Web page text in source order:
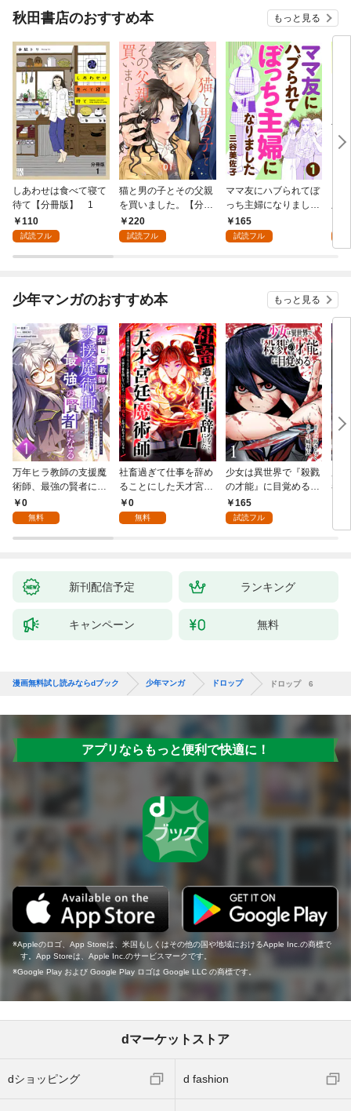
秋田書店のおすすめ本 もっと見る
しあわせは食べて寝て
待て【分冊版】 1
110
試読フル
猫と男の子とその父親
を買いました。【分冊
版】 1
220
試読フル
ママ友にハブられてぼ
っち主婦になりました
【分冊版】 1
165
試読フル
版
少年マンガのおすすめ本 もっと見る
万年ヒラ教師の支援魔
術師、最強の賢者にな
る～不人気の支援魔術
師は給料泥棒だと魔術
が、出世した元教え子
0
無料
社畜過ぎて仕事を辞め
ることにした天才宮廷
魔術師～辺境の地でス
ローライフを夢見る
0
無料
少女は異世界で『殺戮
の才能』に目覚める
(話売り) #1
165
試読フル
者
新刊配信予定 ランキング
キャンペーン 無料
漫画無料試し読みならdブック 少年マンガ ドロップ ドロップ 6
アプリならもっと便利で快適に！
Appleのロゴ、App Storeは、米国もしくはその他の国や地域におけるApple Inc.の商標で
す。App Storeは、Apple Inc.のサービスマークです。
Google Play および Google Play ロゴは Google LLC の商標です。
dマーケットストア
dショッピング d fashion